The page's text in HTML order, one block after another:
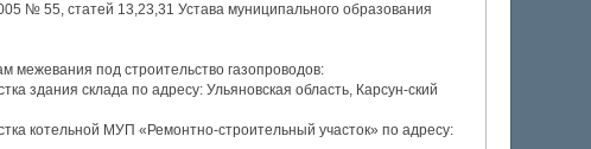
№ 55, статей 13,23,31 Устава муниципального образования
межевания под строительство газопроводов:
здания склада по адресу: Ульяновская область, Карсун-ский
котельной МУП «Ремонтно-строительный участок» по адресу: